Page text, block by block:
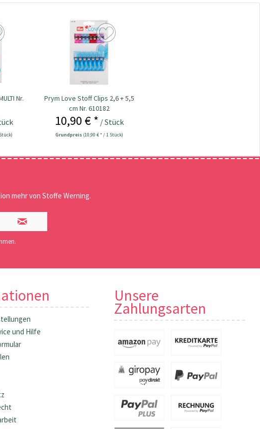
Nr.
Prym Love Stoff Clips 2,6 + 5,5
cm Nr. 610182
10,90 € * / Stück
Grundpreis (10,90 € * / 1 Stück)
mehr von Stoffe Werning.
und Hilfe
Unsere
Zahlungsarten